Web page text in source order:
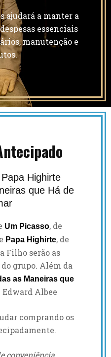
ajudará a manter a
essenciais
manutenção e
Highirte
que Há de
Um Picasso, de
Papa Highirte, de
Filho serão as
grupo. Além da
as Maneiras que
Edward Albee
comprando os
conveniência.